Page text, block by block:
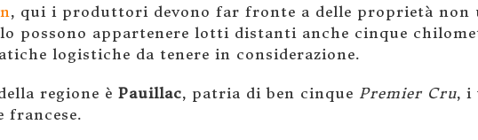
, qui i produttori devono far fronte a delle proprietà non
possono appartenere lotti distanti anche cinque
logistiche da tenere in considerazione.
regione è Pauillac, patria di ben cinque Premier Cru, i
francese.